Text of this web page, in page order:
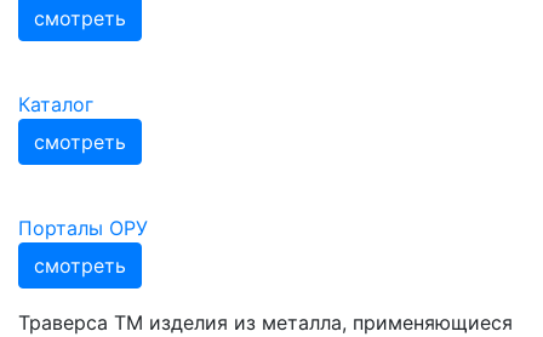
смотреть
Каталог
смотреть
Порталы ОРУ
смотреть
Траверса ТМ изделия из металла, применяющиеся